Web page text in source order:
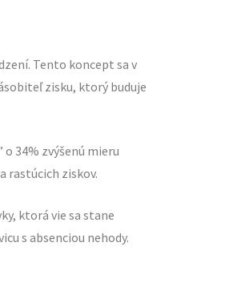
Tento koncept sa v
zisku, ktorý buduje
34% zvýšenú mieru
rastúcich ziskov.
ktorá vie sa stane
s absenciou nehody.